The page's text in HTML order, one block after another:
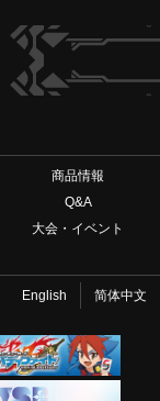
ヴァンガードch
商品情報
Q&A
大会・イベント
English 简体中文